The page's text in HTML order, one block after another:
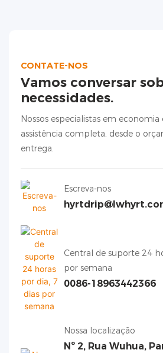
adaptação inteligente, esses
uma solução completa de
cultivo em estufas e plantio em
CONTATE-NOS
Vamos conversar
necessidades.
Nossos especialistas em
assistência completa, desde o
entrega.
Escreva-nos
Central de suporte 24
por semana
0086-18963442366
Nossa localização
Nº 2, Rua Wuhua,